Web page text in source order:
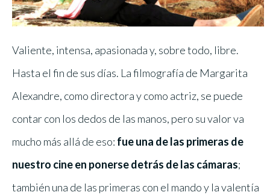
Valiente, intensa, apasionada y, sobre todo, libre.
Hasta el fin de sus días. La filmografía de Margarita
Alexandre, como directora y como actriz, se puede
contar con los dedos de las manos, pero su valor va
mucho más allá de eso: fue una de las primeras de
nuestro cine en ponerse detrás de las cámaras;
también una de las primeras con el mando y la valentía